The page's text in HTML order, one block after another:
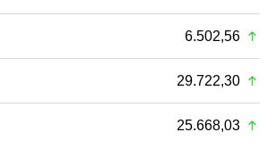
6.502,56
29.722,30
25.668,03